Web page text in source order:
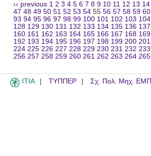
‹‹ previous 1 2 3 4 5 6 7 8 9 10 11 12 13 14
47 48 49 50 51 52 53 54 55 56 57 58 59 60
93 94 95 96 97 98 99 100 101 102 103 104
128 129 130 131 132 133 134 135 136 137
160 161 162 163 164 165 166 167 168 169
192 193 194 195 196 197 198 199 200 201
224 225 226 227 228 229 230 231 232 233
256 257 258 259 260 261 262 263 264 265
ITIA ΤΥΠΠΕΡ Σχ. Πολ. Μηχ. ΕΜΠ